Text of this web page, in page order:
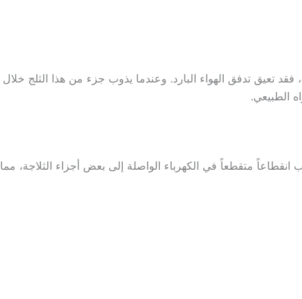
تعيق تدفق الهواء البارد. وعندما يذوب جزء من هذا الثلج خلال
الطبيعي.
انقطاعاً متقطعاً في الكهرباء الواصلة إلى بعض أجزاء الثلاجة، مما